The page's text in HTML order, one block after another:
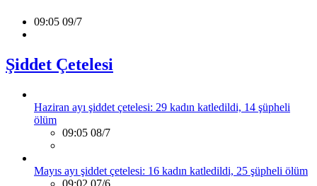
09:05 09/7
Şiddet Çetelesi
Haziran ayı şiddet çetelesi: 29 kadın katledildi, 14 şüpheli
ölüm
09:05 08/7
Mayıs ayı şiddet çetelesi: 16 kadın katledildi, 25 şüpheli ölüm
09:02 07/6